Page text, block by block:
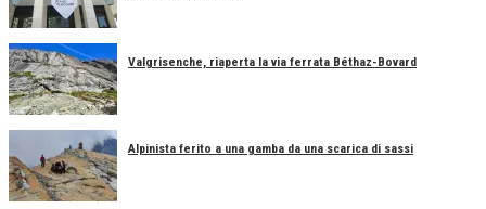
Valgrisenche, riaperta la via ferrata Béthaz-Bovard
Alpinista ferito a una gamba da una scarica di sassi